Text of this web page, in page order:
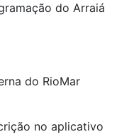
do Arraiá
do RioMar
no aplicativo